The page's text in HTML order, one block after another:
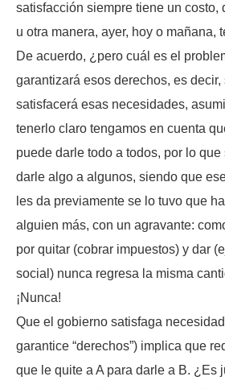
satisfacción siempre tiene un costo,
u otra manera, ayer, hoy o mañana,
De acuerdo, ¿pero cuál es el
garantizará esos derechos, es
satisfacerá esas necesidades,
tenerlo claro tengamos en cuenta
puede darle todo a todos, por lo
darle algo a algunos, siendo que
les da previamente se lo tuvo que
alguien más, con un agravante:
por quitar (cobrar impuestos) y dar
social) nunca regresa la misma
¡Nunca!
Que el gobierno satisfaga
garantice “derechos”) implica que
que le quite a A para darle a B. ¿Es